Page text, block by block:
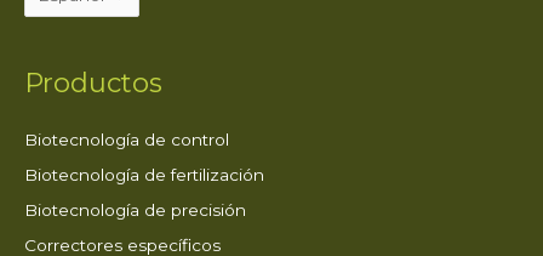
Productos
Biotecnología de control
Biotecnología de fertilización
Biotecnología de precisión
Correctores específicos